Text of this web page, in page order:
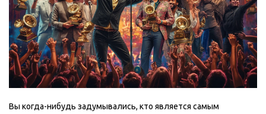
Вы когда-нибудь задумывались, кто является самым